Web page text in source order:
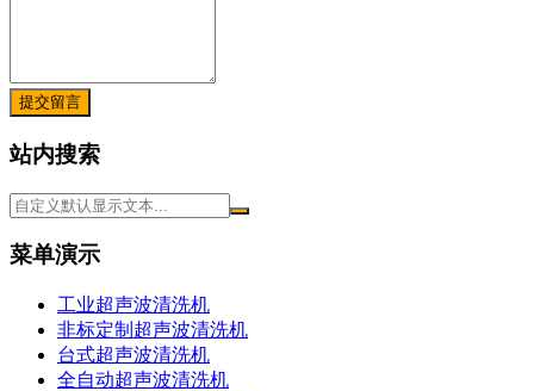
提交留言
站内搜索
菜单演示
工业超声波清洗机
非标定制超声波清洗机
台式超声波清洗机
全自动超声波清洗机